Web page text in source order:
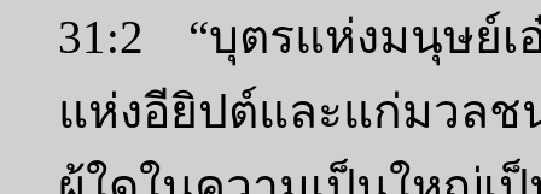
31:2 “บุตรแห่งมนุษย์
แห่งอียิปต์และแก่มวล